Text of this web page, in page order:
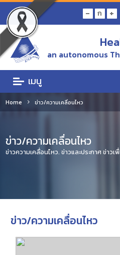
- ก +
an autonomous
เมนู
Home ข่าว/ความเคลื่อนไหว
ข่าว/ความเคลื่อนไหว
ข่าวความเคลื่อนไหว. ข่าวและประกาศ ข่าว
ข่าว/ความเคลื่อนไหว